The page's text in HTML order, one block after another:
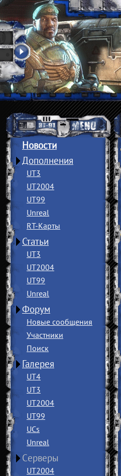
Новости
Дополнения
UT3
UT2004
UT99
Unreal
RT-Карты
Статьи
UT3
UT2004
UT99
Unreal
Форум
Новые сообщения
Участники
Поиск
Галерея
UT4
UT3
UT2004
UT99
UCs
Unreal
Серверы
UT2004